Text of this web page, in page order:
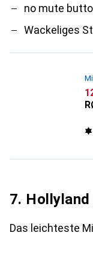
no mute
Wackeliges
7. Hollyland
Das leichteste